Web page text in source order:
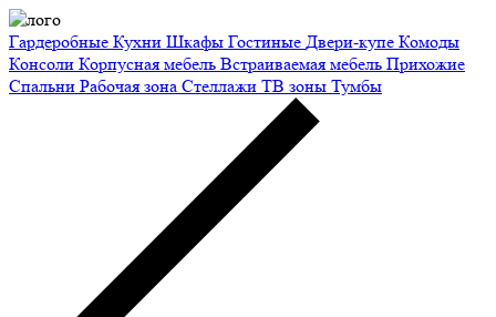
Гардеробные Кухни Шкафы Гостиные Двери-купе Комоды
Консоли Корпусная мебель Встраиваемая мебель Прихожие
Спальни Рабочая зона Стеллажи ТВ зоны Тумбы